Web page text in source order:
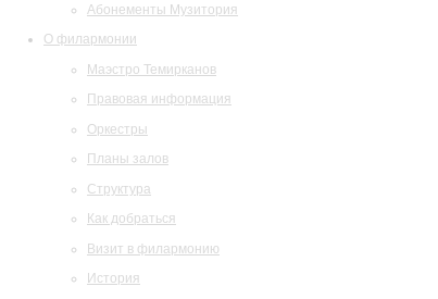
Абонементы Музитория
О филармонии
Маэстро Темирканов
Правовая информация
Оркестры
Планы залов
Структура
Как добраться
Визит в филармонию
История